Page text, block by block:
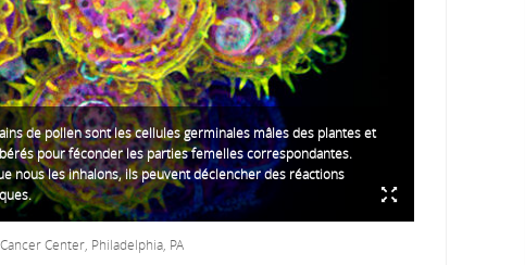
de pollen sont les cellules germinales mâles des plantes et
pour féconder les parties femelles correspondantes.
nous les inhalons, ils peuvent déclencher des réactions
Center, Philadelphia, PA